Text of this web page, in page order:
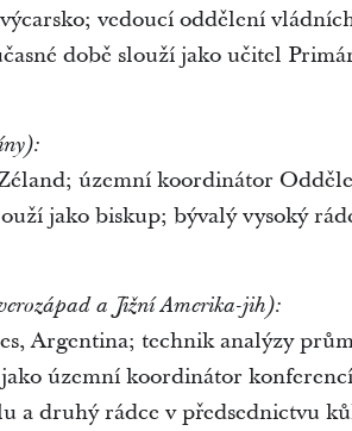
vedoucí oddělení
době slouží jako učitel
územní koordinátor
jako biskup; bývalý vysoký
a Jižní Amerika-jih):
Argentina; technik analýzy
územní koordinátor
a druhý rádce v předsednictvu